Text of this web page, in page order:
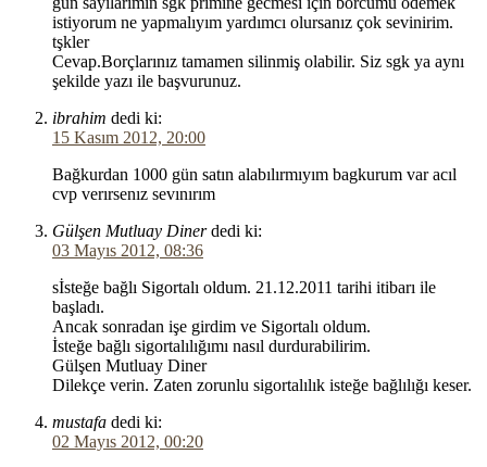
istiyorum ne yapmalıyım yardımcı olursanız çok sevinirim.
tşkler
Cevap.Borçlarınız tamamen silinmiş olabilir. Siz sgk ya aynı
şekilde yazı ile başvurunuz.
ibrahim dedi ki:
15 Kasım 2012, 20:00
Bağkurdan 1000 gün satın alabılırmıyım bagkurum var acıl
cvp verırsenız sevınırım
Gülşen Mutluay Diner dedi ki:
03 Mayıs 2012, 08:36
sİsteğe bağlı Sigortalı oldum. 21.12.2011 tarihi itibarı ile
başladı.
Ancak sonradan işe girdim ve Sigortalı oldum.
İsteğe bağlı sigortalılığımı nasıl durdurabilirim.
Gülşen Mutluay Diner
Dilekçe verin. Zaten zorunlu sigortalılık isteğe bağlılığı keser.
mustafa dedi ki:
02 Mayıs 2012, 00:20